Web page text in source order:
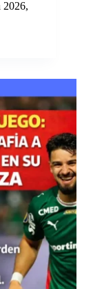
2026,